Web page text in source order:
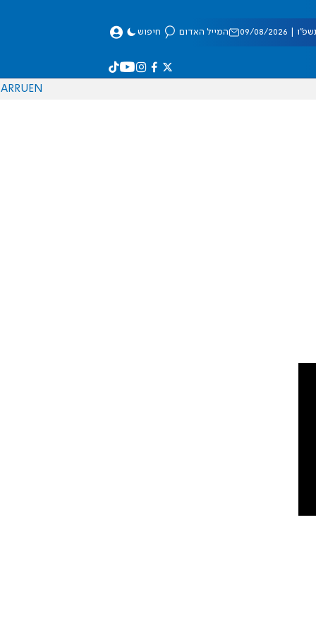
08/2026 המייל האדום חיפוש
EN
RU
AR